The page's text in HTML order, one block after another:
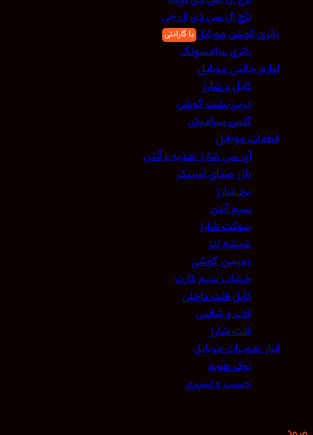
تاچ ال سی دی ال جی
باتری گوشی موبایل
باتری سامسونگ
لوازم جانبی موبایل
کابل و شارژ
درب پشت گوشی
گلس سرامیکی
قطعات موبایل
آی سی شارژ تغذیه و آنتن
بازر صدای اسپیکر
برد شارژ
سیم آنتن
سوکت شارژ
شیشه لنز
دوربین گوشی
خشاب سیم کارت
کابل فلت داخلی
قاب و شاسی
فلت شارژ
ابزار تعمیرات موبایل
نوک هویه
چسب و اسپری